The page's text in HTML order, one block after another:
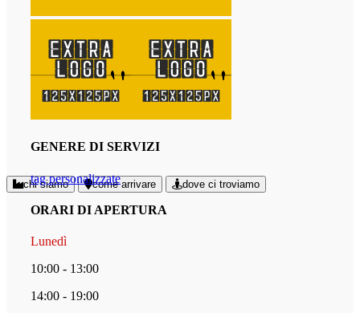
chi siamo come arrivare dove ci troviamo
GENERE DI SERVIZI
tag personalizzate
ORARI DI APERTURA
Lunedì
10:00 - 13:00
14:00 - 19:00